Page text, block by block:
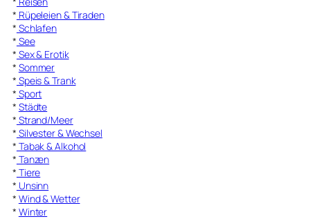
* Rüpeleien & Tiraden
* Schlafen
* See
* Sex & Erotik
* Sommer
* Speis & Trank
* Sport
* Städte
* Strand/Meer
* Silvester & Wechsel
* Tabak & Alkohol
* Tanzen
* Tiere
* Unsinn
* Wind & Wetter
* Winter